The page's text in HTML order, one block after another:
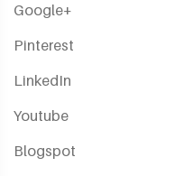
Google+
Pinterest
LinkedIn
Youtube
Blogspot